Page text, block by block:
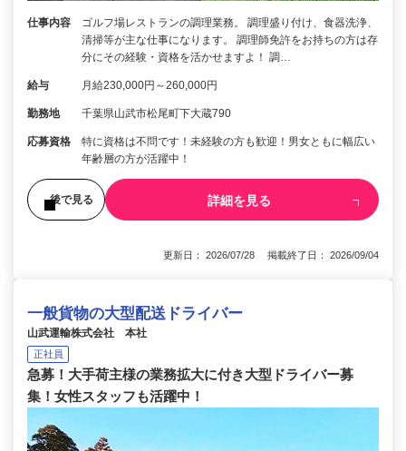
仕事内容
ゴルフ場レストランの調理業務。 調理盛り付け、食器洗浄、
清掃等が主な仕事になります。 調理師免許をお持ちの方は存
分にその経験・資格を活かせますよ！ 調…
給与 月給230,000円～260,000円
勤務地 千葉県山武市松尾町下大蔵790
応募資格
特に資格は不問です！未経験の方も歓迎！男女ともに幅広い
年齢層の方が活躍中！
後で見る 詳細を見る
更新日： 2026/07/28 掲載終了日： 2026/09/04
一般貨物の大型配送ドライバー
山武運輸株式会社 本社
正社員
急募！大手荷主様の業務拡大に付き大型ドライバー募
集！女性スタッフも活躍中！